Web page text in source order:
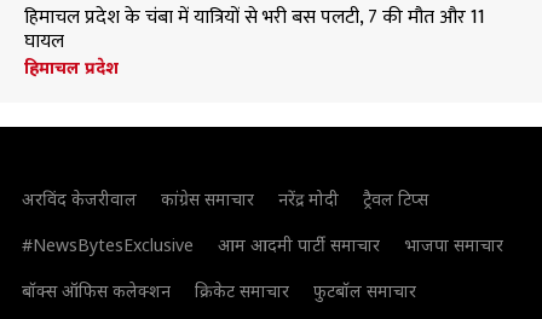
हिमाचल प्रदेश के चंबा में यात्रियों से भरी बस पलटी, 7 की मौत और 11
घायल
हिमाचल प्रदेश
अरविंद केजरीवाल कांग्रेस समाचार नरेंद्र मोदी
ट्रैवल टिप्स
#NewsBytesExclusive
आम आदमी पार्टी समाचार
भाजपा समाचार
बॉक्स ऑफिस कलेक्शन
क्रिकेट समाचार फुटबॉल समाचार